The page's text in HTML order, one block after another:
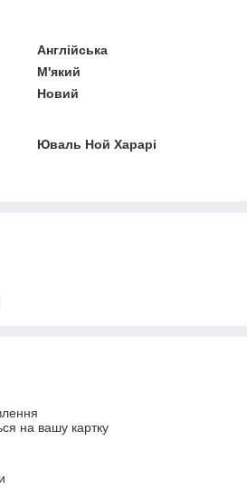
Англійська
М'який
Новий
Юваль Ной Харарі
на вашу картку